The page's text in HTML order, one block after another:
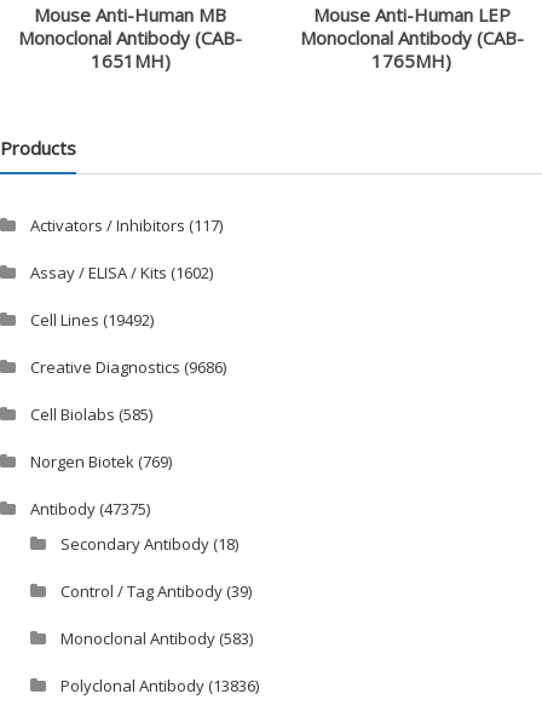
Mouse Anti-Human MB
Monoclonal Antibody (CAB-
1651MH)
Mouse Anti-Human LEP
Monoclonal Antibody (CAB-
1765MH)
Products
Activators / Inhibitors (117)
Assay / ELISA / Kits (1602)
Cell Lines (19492)
Creative Diagnostics (9686)
Cell Biolabs (585)
Norgen Biotek(769)
Antibody(47375)
Secondary Antibody(18)
Control / Tag Antibody(39)
Monoclonal Antibody(583)
Polyclonal Antibody(13836)